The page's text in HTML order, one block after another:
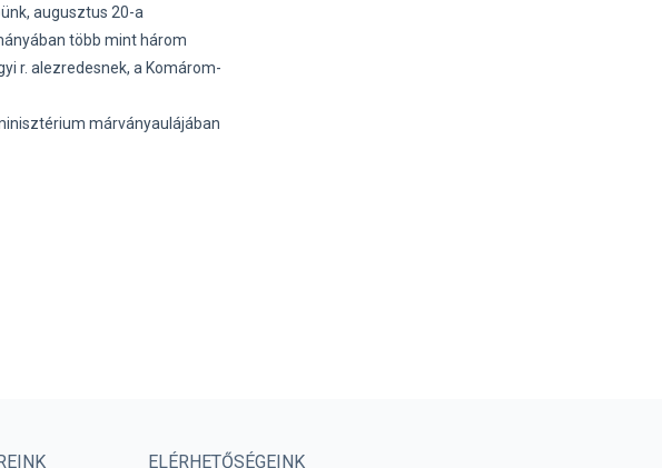
augusztus 20-a
több mint három
r. alezredesnek, a Komárom-
márványaulájában
ELÉRHETŐSÉGEINK